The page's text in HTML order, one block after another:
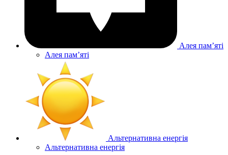
Алея памʼяті
Алея памʼяті
Альтернативна енергія
Альтернативна енергія